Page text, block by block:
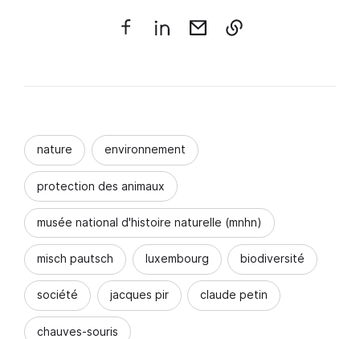
nature environnement
protection des animaux
musée national d'histoire naturelle (mnhn)
misch pautsch luxembourg biodiversité
société jacques pir claude petin
chauves-souris